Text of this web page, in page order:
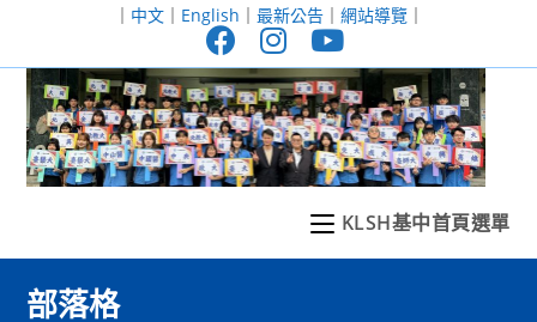
至
｜ 中文｜ English ｜ 最新公告｜ 網站導覽｜
KLSH基中首頁選單
部落格